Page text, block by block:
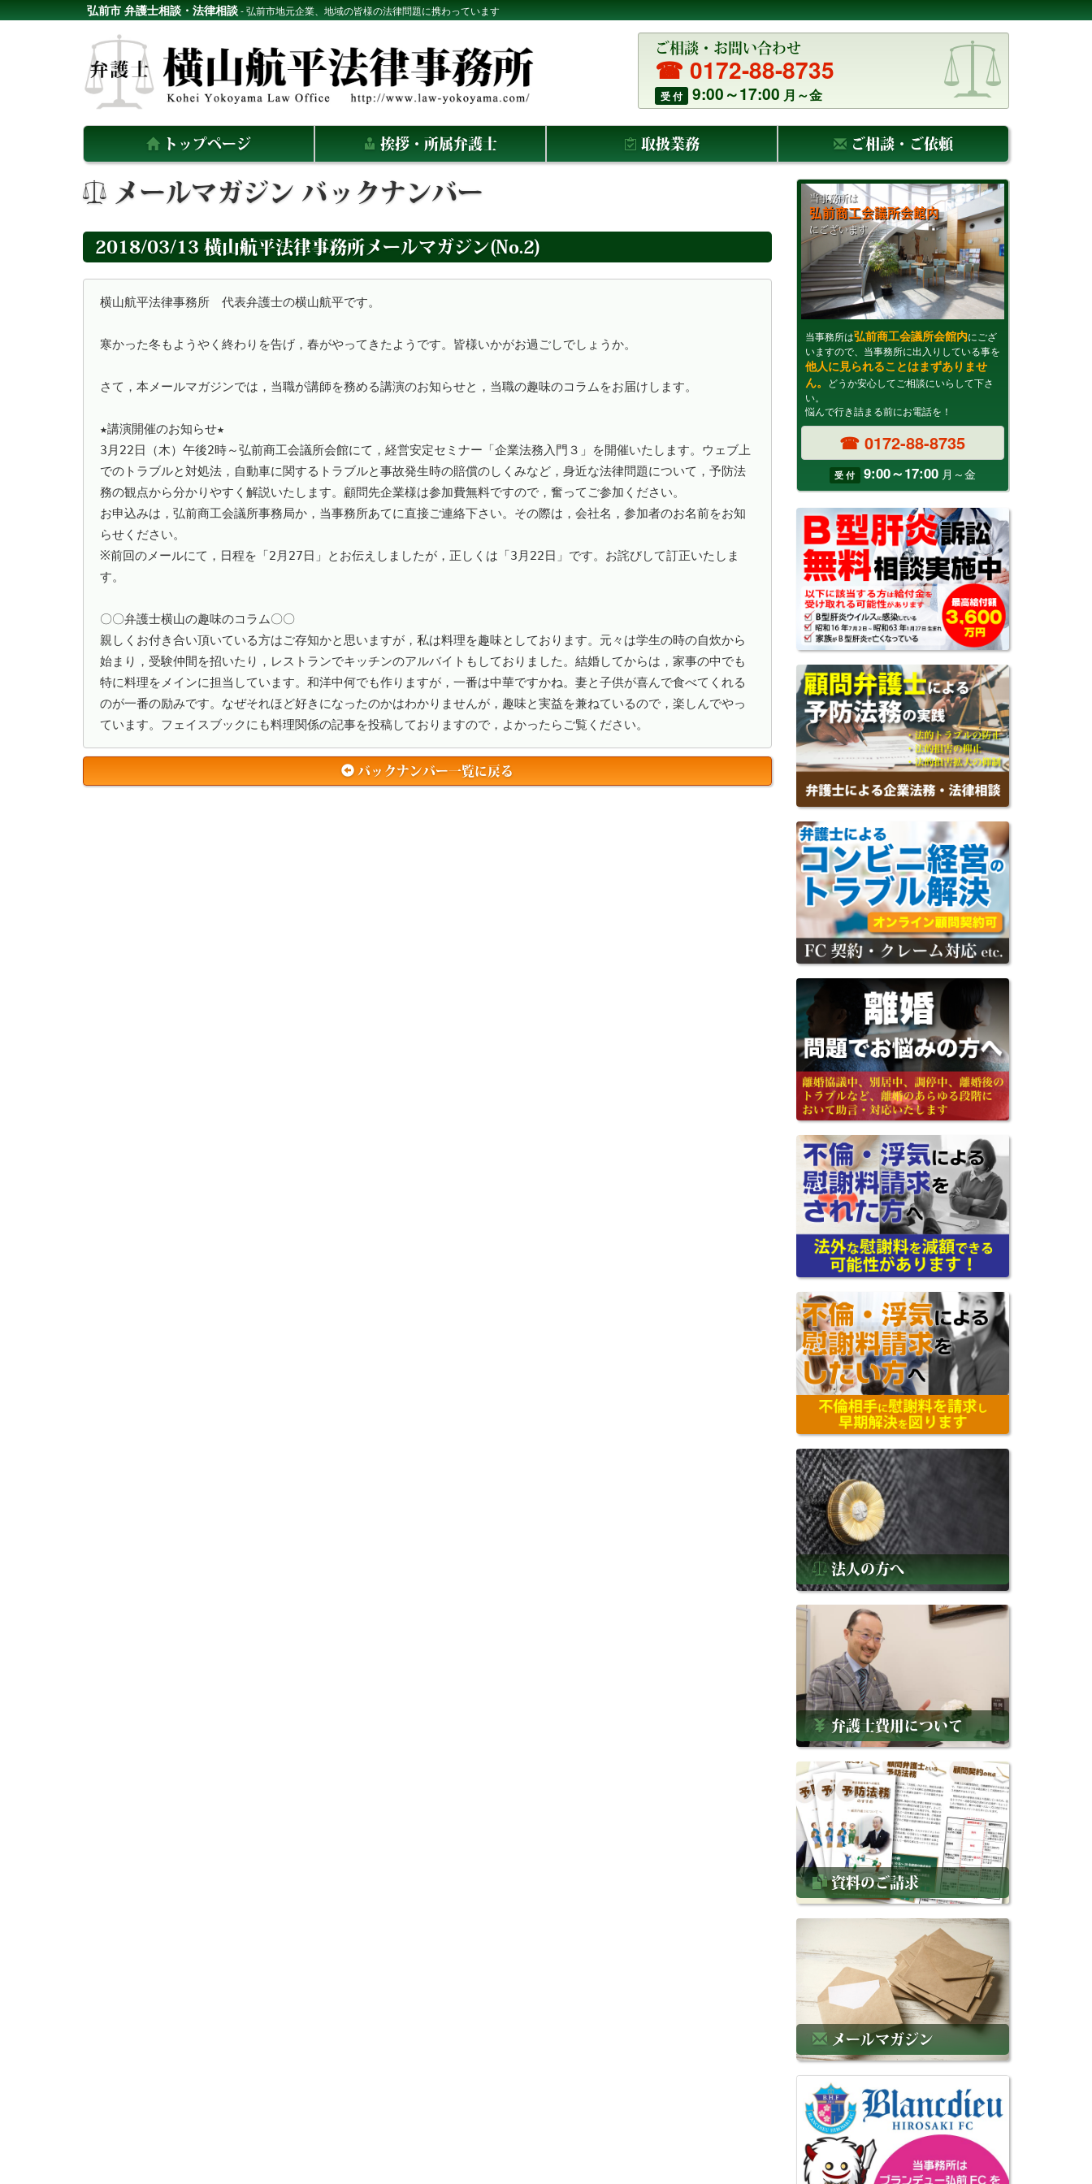
弘前市 弁護士相談・法律相談- 弘前市地元企業、地域の皆様の法律問題に携わっています
ご相談・お問い合わせ
☎ 0172-88-8735
受 付 9:00～17:00 月～金
トップページ 挨拶・所属弁護士 取扱業務 ご相談・ご依頼
メールマガジン バックナンバー
2018/03/13 横山航平法律事務所メールマガジン(No.2)
横山航平法律事務所　代表弁護士の横山航平です。
寒かった冬もようやく終わりを告げ，春がやってきたようです。皆様いかがお過ごしでしょうか。
さて，本メールマガジンでは，当職が講師を務める講演のお知らせと，当職の趣味のコラムをお届けします。
★講演開催のお知らせ★
3月22日（木）午後2時～弘前商工会議所会館にて，経営安定セミナー「企業法務入門３」を開催いたします。ウェブ上
でのトラブルと対処法，自動車に関するトラブルと事故発生時の賠償のしくみなど，身近な法律問題について，予防法
務の観点から分かりやすく解説いたします。顧問先企業様は参加費無料ですので，奮ってご参加ください。
お申込みは，弘前商工会議所事務局か，当事務所あてに直接ご連絡下さい。その際は，会社名，参加者のお名前をお知
らせください。
※前回のメールにて，日程を「2月27日」とお伝えしましたが，正しくは「3月22日」です。お詫びして訂正いたしま
す。
〇〇弁護士横山の趣味のコラム〇〇
親しくお付き合い頂いている方はご存知かと思いますが，私は料理を趣味としております。元々は学生の時の自炊から
始まり，受験仲間を招いたり，レストランでキッチンのアルバイトもしておりました。結婚してからは，家事の中でも
特に料理をメインに担当しています。和洋中何でも作りますが，一番は中華ですかね。妻と子供が喜んで食べてくれる
のが一番の励みです。なぜそれほど好きになったのかはわかりませんが，趣味と実益を兼ねているので，楽しんでやっ
バックナンバー一覧に戻る
当事務所は
弘前商工会議所会館内
にございます
当事務所は弘前商工会議所会館内にござ
いますので、当事務所に出入りしている事を
他人に見られることはまずありませ
ん。
どうか安心してご相談にいらして下さ
い。
悩んで行き詰まる前にお電話を！
☎ 0172-88-8735
受 付 9:00～17:00月～金
法人の方へ
弁護士費用について
資料のご請求
メールマガジン